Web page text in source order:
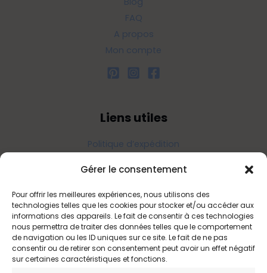
Gérer le consentement
Pour offrir les meilleures expériences, nous utilisons des
technologies telles que les cookies pour stocker et/ou accéder aux
informations des appareils. Le fait de consentir à ces technologies
nous permettra de traiter des données telles que le comportement
de navigation ou les ID uniques sur ce site. Le fait de ne pas
consentir ou de retirer son consentement peut avoir un effet négatif
sur certaines caractéristiques et fonctions.
FAQ
A propos
Mon compte
Liens utiles
Politique d’expédition
Politique de remboursements
Conditions générales de vente et d’utilisation
Bijouterie en ligne
Bijoux Etoile est votre boutique en ligne de référence sur ces